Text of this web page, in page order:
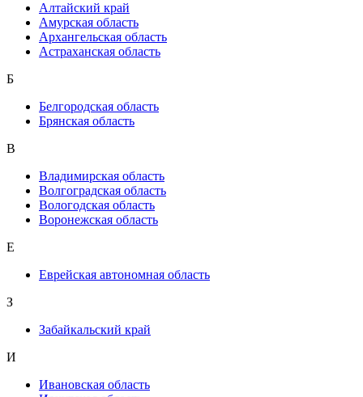
Алтайский край
Амурская область
Архангельская область
Астраханская область
Б
Белгородская область
Брянская область
В
Владимирская область
Волгоградская область
Вологодская область
Воронежская область
Е
Еврейская автономная область
З
Забайкальский край
И
Ивановская область